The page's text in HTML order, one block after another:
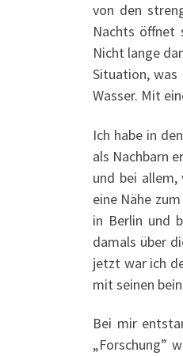
von den
Nachts öffnet
Nicht lange
Situation,
Wasser. Mit
Ich habe in
als Nachbarn
und bei
eine Nähe
in Berlin und
damals über
jetzt war ich
mit seinen
Bei mir
„Forschung”